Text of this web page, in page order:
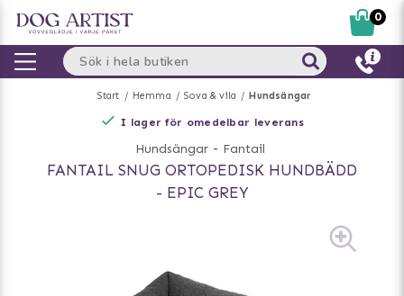
Start Hemma Sova & vila Hundsängar
I lager för omedelbar leverans
Hundsängar - Fantail
FANTAIL SNUG ORTOPEDISK HUNDBÄDD
- EPIC GREY
0